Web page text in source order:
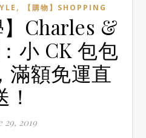
, 【購物】SHOPPING
】Charles &
小 CK 包包
滿額免運直
！
29, 2019